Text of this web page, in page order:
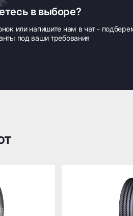
в выборе?
или напишите нам в чат -
под ваши требования